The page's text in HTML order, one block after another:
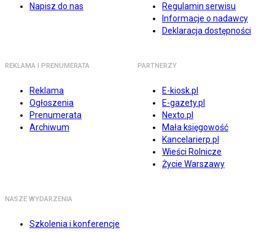
Napisz do nas
Regulamin serwisu
Informacje o nadawcy
Deklaracja dostępności
REKLAMA I PRENUMERATA
Reklama
Ogłoszenia
Prenumerata
Archiwum
PARTNERZY
E-kiosk.pl
E-gazety.pl
Nexto.pl
Mała księgowość
Kancelarierp.pl
Wieści Rolnicze
Życie Warszawy
NASZE WYDARZENIA
Szkolenia i konferencje